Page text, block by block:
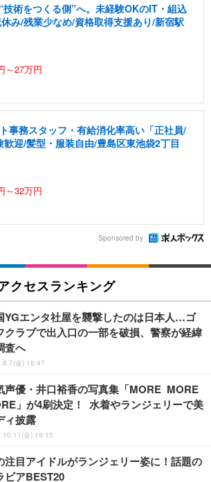
術をつくる側”へ。未経験OKのIT・組込
み/残業少なめ/資格取得支援あり/新宿駅
～27万円
事務スタッフ・有給消化率高い「正社員/
迎/髪型・服装自由/豊島区東池袋2丁目
～32万円
Sponsored by
クセスランキング
YGエンタ社屋を襲撃したのは日本人…ゴ
クラブで出入口の一部を破損、警察が経緯
査へ
金) 18:47
声優・井口裕香の写真集「MORE MORE
」が4刷決定！ 水着やランジェリーで美
ィ披露
金) 19:15
注目アイドルがランジェリー姿に！話題の
ビアBEST20